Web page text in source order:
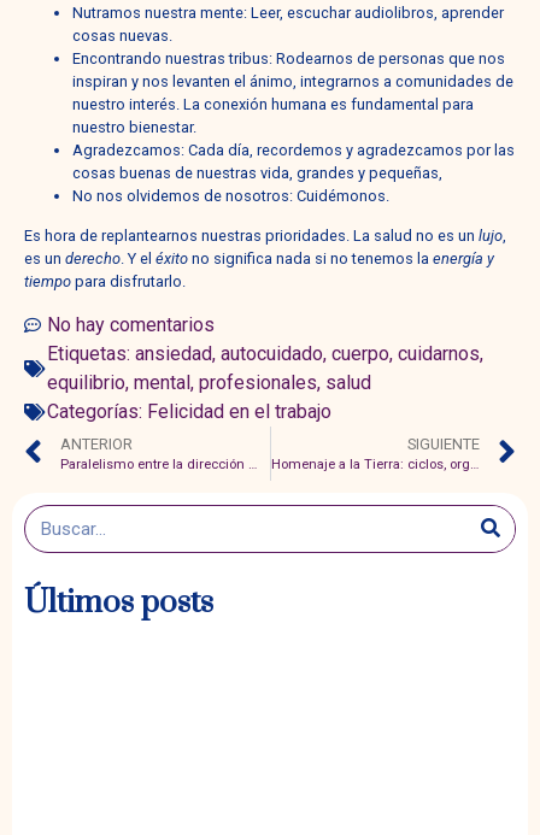
Nutramos nuestra mente: Leer, escuchar audiolibros, aprender
cosas nuevas.
Encontrando nuestras tribus: Rodearnos de personas que nos
inspiran y nos levanten el ánimo, integrarnos a comunidades de
nuestro interés. La conexión humana es fundamental para
nuestro bienestar.
Agradezcamos: Cada día, recordemos y agradezcamos por las
cosas buenas de nuestras vida, grandes y pequeñas,
No nos olvidemos de nosotros: Cuidémonos.
Es hora de replantearnos nuestras prioridades. La salud no es un lujo,
es un derecho. Y el éxito no significa nada si no tenemos la energía y
tiempo para disfrutarlo.
No hay comentarios
Etiquetas: ansiedad, autocuidado, cuerpo, cuidarnos,
equilibrio, mental, profesionales, salud
Categorías: Felicidad en el trabajo
ANTERIOR SIGUIENTE
Últimos posts